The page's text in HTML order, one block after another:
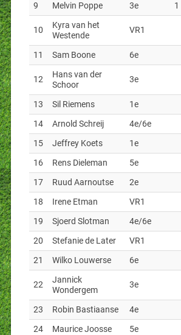
9
Melvin Poppe 3e 1
10
Kyra van het
Westende
VR1
11 Sam Boone 6e
12
Hans van der
Schoor
3e
13 Sil Riemens 1e
14
Arnold Schreij 4e/6e
15
Jeffrey Koets 1e
16
Rens Dieleman 5e
17
Ruud Aarnoutse 2e
18
Irene Etman VR1
19
Sjoerd Slotman 4e/6e
20
Stefanie de Later VR1
21
Wilko Louwerse 6e
22
Jannick
Wondergem
3e
23 Robin Bastiaanse 4e
24
Maurice Joosse 5e